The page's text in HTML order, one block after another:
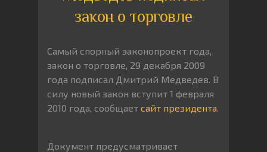
закон о торговле
Самый спорный законопроект года,
закон о торговле, 29 декабря 2009
года подписал Дмитрий Медведев. В
силу новый закон вступит 1 февраля
2010 года, сообщает сайт президента.
Документ предусматривает